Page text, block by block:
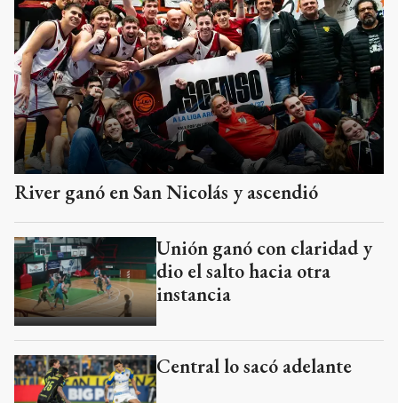
River ganó en San Nicolás y ascendió
Unión ganó con claridad y
dio el salto hacia otra
instancia
Central lo sacó adelante